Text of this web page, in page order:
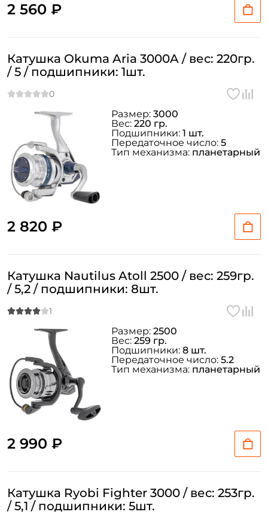
2 560 ₽
Катушка Okuma Aria 3000A / вес: 220гр.
/ 5 / подшипники: 1шт.
2 820 ₽
Размер: 3000
Вес: 220 гр.
Подшипники: 1 шт.
Передаточное число: 5
Тип механизма: планетарный
Катушка Nautilus Atoll 2500 / вес: 259гр.
/ 5,2 / подшипники: 8шт.
2 990 ₽
Размер: 2500
Вес: 259 гр.
Подшипники: 8 шт.
Передаточное число: 5.2
Тип механизма: планетарный
Катушка Ryobi Fighter 3000 / вес: 253гр.
/ 5,1 / подшипники: 5шт.